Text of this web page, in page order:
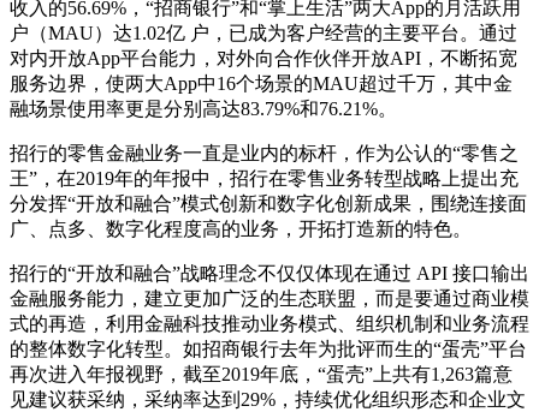
收入的56.69%，“招商银行”和“掌上生活”两大App的月活跃用
户（MAU）达1.02亿 户，已成为客户经营的主要平台。通过
对内开放App平台能力，对外向合作伙伴开放API，不断拓宽
服务边界，使两大App中16个场景的MAU超过千万，其中金
融场景使用率更是分别高达83.79%和76.21%。
招行的零售金融业务一直是业内的标杆，作为公认的“零售之
王”，在2019年的年报中，招行在零售业务转型战略上提出充
分发挥“开放和融合”模式创新和数字化创新成果，围绕连接面
广、点多、数字化程度高的业务，开拓打造新的特色。
招行的“开放和融合”战略理念不仅仅体现在通过 API 接口输出
金融服务能力，建立更加广泛的生态联盟，而是要通过商业模
式的再造，利用金融科技推动业务模式、组织机制和业务流程
的整体数字化转型。如招商银行去年为批评而生的“蛋壳”平台
再次进入年报视野，截至2019年底，“蛋壳”上共有1,263篇意
见建议获采纳，采纳率达到29%，持续优化组织形态和企业文